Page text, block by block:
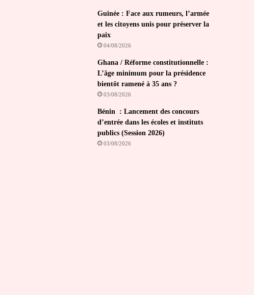
Guinée : Face aux rumeurs, l’armée
et les citoyens unis pour préserver la
paix
04/08/2026
Ghana / Réforme constitutionnelle :
L’âge minimum pour la présidence
bientôt ramené à 35 ans ?
03/08/2026
Bénin : Lancement des concours
d’entrée dans les écoles et instituts
publics (Session 2026)
03/08/2026